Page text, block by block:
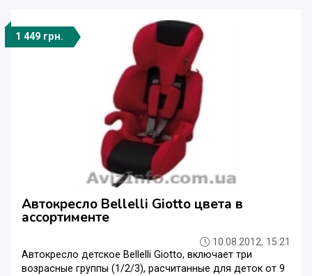
1 449 грн.
Автокресло Bellelli Giotto цвета в
ассортименте
10.08.2012, 15:21
Автокресло детское Bellelli Giotto, включает три
возрасные группы (1/2/3), расчитанные для деток от 9